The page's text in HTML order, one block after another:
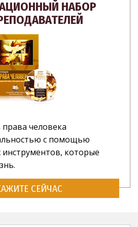
НАБОР
человека
с помощью
инструментов, которые
СЕЙЧАС